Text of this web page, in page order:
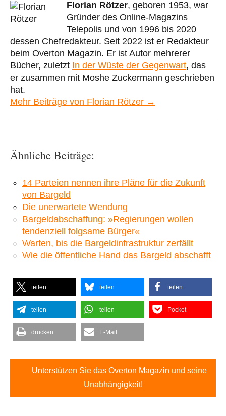
Florian Rötzer, geboren 1953, war
Gründer des Online-Magazins
Telepolis und von 1996 bis 2020
dessen Chefredakteur. Seit 2022 ist er Redakteur
beim Overton Magazin. Er ist Autor mehrerer
Bücher, zuletzt In der Wüste der Gegenwart, das
er zusammen mit Moshe Zuckermann geschrieben
hat.
Mehr Beiträge von Florian Rötzer →
Ähnliche Beiträge:
14 Parteien nennen ihre Pläne für die Zukunft
von Bargeld
Die unerwartete Wendung
Bargeldabschaffung: »Regierungen wollen
tendenziell folgsame Bürger«
Warten, bis die Bargeldinfrastruktur zerfällt
Wie die öffentliche Hand das Bargeld abschafft
teilen teilen teilen
teilen teilen Pocket
drucken E-Mail
Unterstützen Sie das Overton Magazin und seine
Unabhängigkeit!